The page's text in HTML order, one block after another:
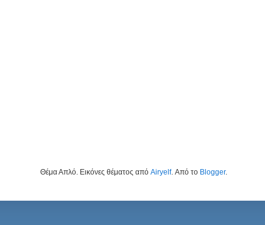
Θέμα Απλό. Εικόνες θέματος από Airyelf. Από το Blogger.